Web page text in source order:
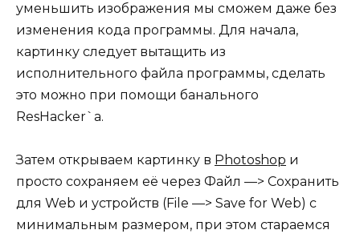
уменьшить изображения мы сможем даже без
изменения кода программы. Для начала,
картинку следует вытащить из
исполнительного файла программы, сделать
это можно при помощи банального
ResHacker`а.
Затем открываем картинку в Photoshop и
просто сохраняем её через Файл —> Сохранить
для Web и устройств (File —> Save for Web) с
минимальным размером, при этом стараемся